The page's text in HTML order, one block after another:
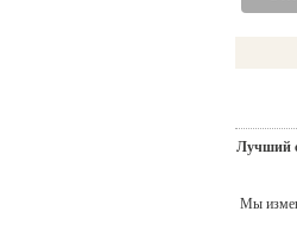
Лучший
Мы